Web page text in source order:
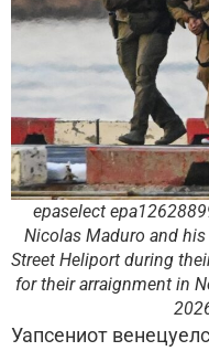
epaselect
Nicolas Maduro and
Street Heliport during
for their arraignment in
Уапсениот